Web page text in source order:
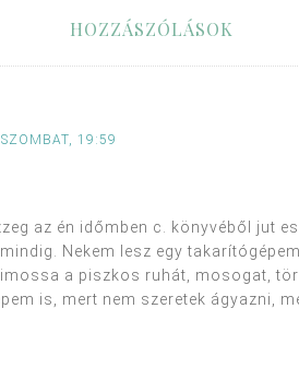
HOZZÁSZÓLÁSOK
19:59
az én időmben c. könyvéből jut
Nekem lesz egy
a piszkos ruhát, mosogat,
is, mert nem szeretek ágyazni,